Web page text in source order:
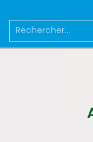
Rechercher :